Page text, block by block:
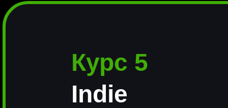
Курс 5
Indie